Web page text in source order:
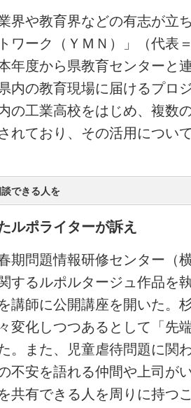
界や教育界などの有志が立
ワーク（ＹＭＮ）」（代表
年度から県教育センターと
内の教育現場に届けるプロ
の工業高校をはじめ、複数
れており、その活用につい
談できる人を
ルポライターが訴え
期問題情報研修センター（
するルポルタージュ作品を
講師に公開講座を開いた。
変化しつつあるとして「先
。また、児童虐待問題に関
不安を語れる仲間や上司が
共有できる人を周りに持つ